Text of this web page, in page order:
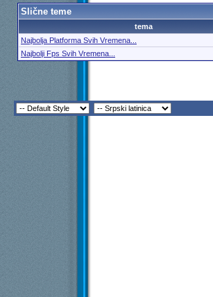
Slične teme
tema
Najbolja Platforma Svih Vremena...
Najbolji Fps Svih Vremena...